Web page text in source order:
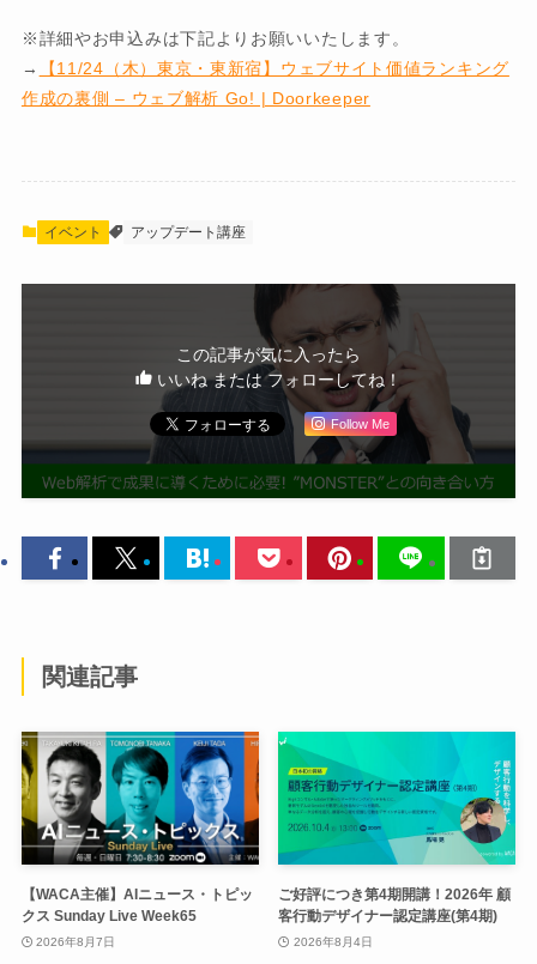
※詳細やお申込みは下記よりお願いいたします。
→
【11/24（木）東京・東新宿】ウェブサイト価値ランキング
作成の裏側 – ウェブ解析 Go! | Doorkeeper
イベント アップデート講座
この記事が気に入ったら
いいね または フォローしてね！
Follow Me
関連記事
【WACA主催】AIニュース・トピッ
クス Sunday Live Week65
2026年8月7日
ご好評につき第4期開講！2026年 顧
客行動デザイナー認定講座(第4期)
2026年8月4日